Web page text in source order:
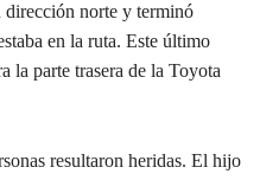
dirección norte y terminó
en la ruta. Este último
la parte trasera de la Toyota
resultaron heridas. El hijo